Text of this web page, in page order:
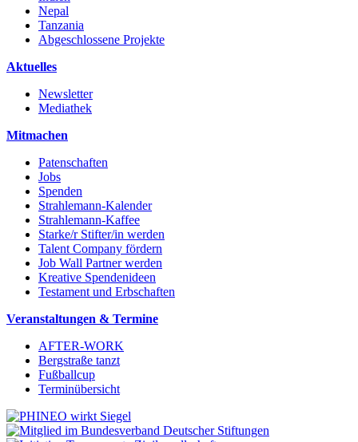
Nepal
Tanzania
Abgeschlossene Projekte
Aktuelles
Newsletter
Mediathek
Mitmachen
Patenschaften
Jobs
Spenden
Strahlemann-Kalender
Strahlemann-Kaffee
Starke/r Stifter/in werden
Talent Company fördern
Job Wall Partner werden
Kreative Spendenideen
Testament und Erbschaften
Veranstaltungen & Termine
AFTER-WORK
Bergstraße tanzt
Fußballcup
Terminübersicht